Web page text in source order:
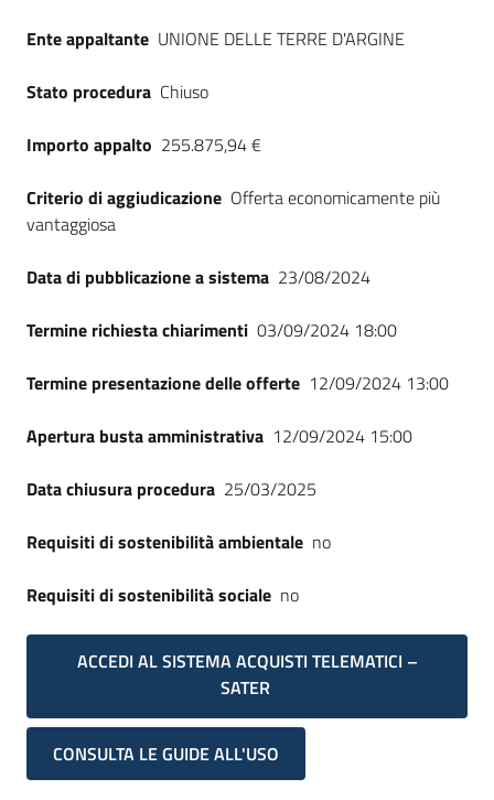
Ente appaltante UNIONE DELLE TERRE D'ARGINE
Stato procedura Chiuso
Importo appalto 255.875,94 €
Criterio di aggiudicazione Offerta economicamente più
vantaggiosa
Data di pubblicazione a sistema 23/08/2024
Termine richiesta chiarimenti 03/09/2024 18:00
Termine presentazione delle offerte 12/09/2024 13:00
Apertura busta amministrativa 12/09/2024 15:00
Data chiusura procedura 25/03/2025
Requisiti di sostenibilità ambientale no
Requisiti di sostenibilità sociale no
ACCEDI AL SISTEMA ACQUISTI TELEMATICI –
SATER
CONSULTA LE GUIDE ALL'USO